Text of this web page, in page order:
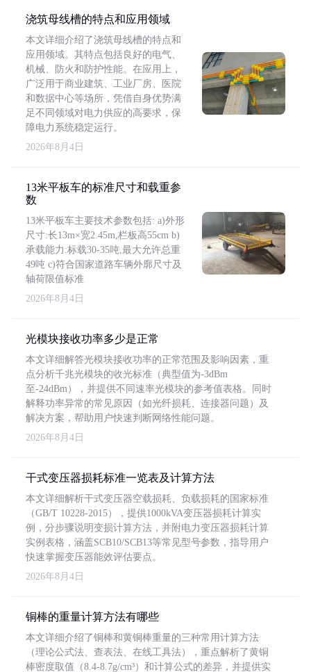
浇筑母线槽的特点和应用领域
本文详细介绍了浇筑母线槽的特点和
应用领域。其特点包括良好的电气、
机械、防火和防护性能。在应用上，
广泛用于商业建筑、工业厂房、医院
和数据中心等场所，凭借自身优势满
足不同领域对电力供应的高要求，保
障电力系统稳定运行。
2026年8月4日
13米平板车的标准尺寸和载重参
数
13米平板车主要技术参数包括: a)外形
尺寸:长13m×宽2.45m,栏板高55cm b)
承载能力:标载30-35吨,最大允许总重
49吨 c)符合国家道路车辆外廓尺寸及
轴荷限值标准
2026年8月4日
光模块接收功率多少是正常
本文详细解答光模块接收功率的正常范围及影响因素，重
点分析千兆光模块的收光标准（典型值为-3dBm
至-24dBm），并提供不同速率光模块的参考值表格。同时
解释功率异常的常见原因（如光纤损耗、连接器问题）及
解决方案，帮助用户快速判断网络性能问题。
2026年8月4日
干式变压器损耗标准一览表及计算方法
本文详细解析干式变压器空载损耗、负载损耗的国家标准
（GB/T 10228-2015），提供1000kVA变压器损耗计算实
例，分步骤说明变损计算方法，并附电力变压器损耗计算
实例表格，涵盖SCB10/SCB13等常见型号参数，指导用户
快速掌握变压器能效评估要点。
2026年8月4日
铜棒的重量计算方法有哪些
本文详细介绍了铜棒和黄铜棒重量的三种常用计算方法
（理论公式法、查表法、在线工具法），重点解析了黄铜
棒密度取值（8.4-8.7g/cm³）和计算公式的差异，并提供实